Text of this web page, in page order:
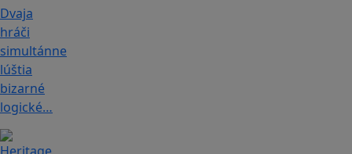
Dvaja
hráči
simultánne
lúštia
bizarné
logické…